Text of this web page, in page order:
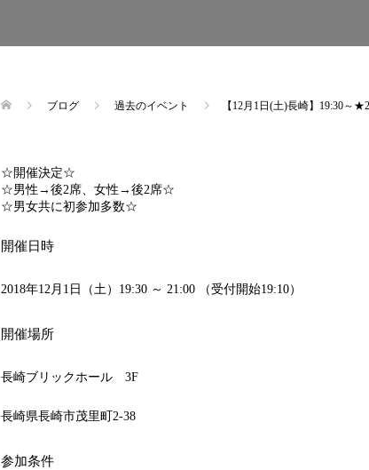
ブログ 過去のイベント 【12月1日(土)長崎】19:30～
☆開催決定☆
☆男性→後2席、女性→後2席☆
☆男女共に初参加多数☆
開催日時
2018年12月1日（土）19:30 ～ 21:00 （受付開始19:10）
開催場所
長崎ブリックホール 3F
長崎県長崎市茂里町2-38
参加条件